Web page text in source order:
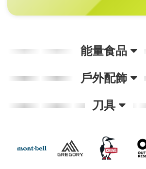
能量食品
戶外配飾
刀具